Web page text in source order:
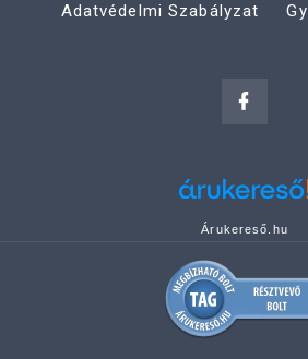
Adatvédelmi Szabályzat
Árukereső.hu